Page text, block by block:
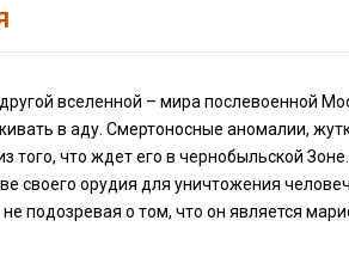
вселенной – мира послевоенной
в аду. Смертоносные аномалии,
того, что ждет его в чернобыльской
своего орудия для уничтожения
подозревая о том, что он является